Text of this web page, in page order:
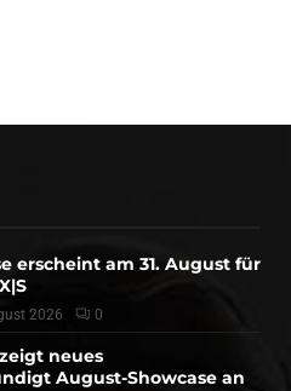
erscheint am 31. August für
2026 0
neues
August-Showcase an